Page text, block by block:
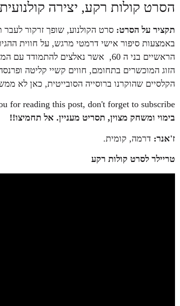
הסרט קולות רקע, יצירה
תקציר על הסרט:
באמצעות סיפור אישי דרמטי מרגש, על חווית
הראשיים בני ה 60, אשר נאלצים
הזוג המוכשרים בתחומם, חווים קשיי קליטה
הקלסיים שהוקרנו ברוסייה הסובייטית, כאן לא
for reading this post, don't forget to subscribe!
בימוי ומשחק מצוין, תסריט מעניין. אל תחמיצו!!
ז'אנר: דרמה, קומית.
טריילר לסרט קולות רקע